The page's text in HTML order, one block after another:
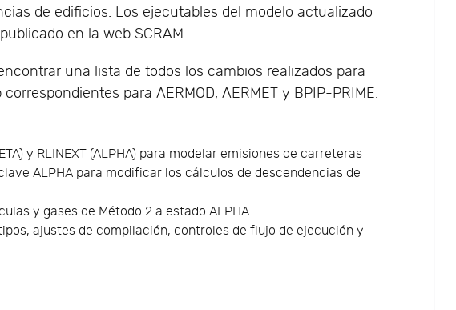
de edificios. Los ejecutables del modelo actualizado
en la web SCRAM.
una lista de todos los cambios realizados para
para AERMOD, AERMET y BPIP-PRIME.
y RLINEXT (ALPHA) para modelar emisiones de carreteras
ALPHA para modificar los cálculos de descendencias de
y gases de Método 2 a estado ALPHA
ajustes de compilación, controles de flujo de ejecución y